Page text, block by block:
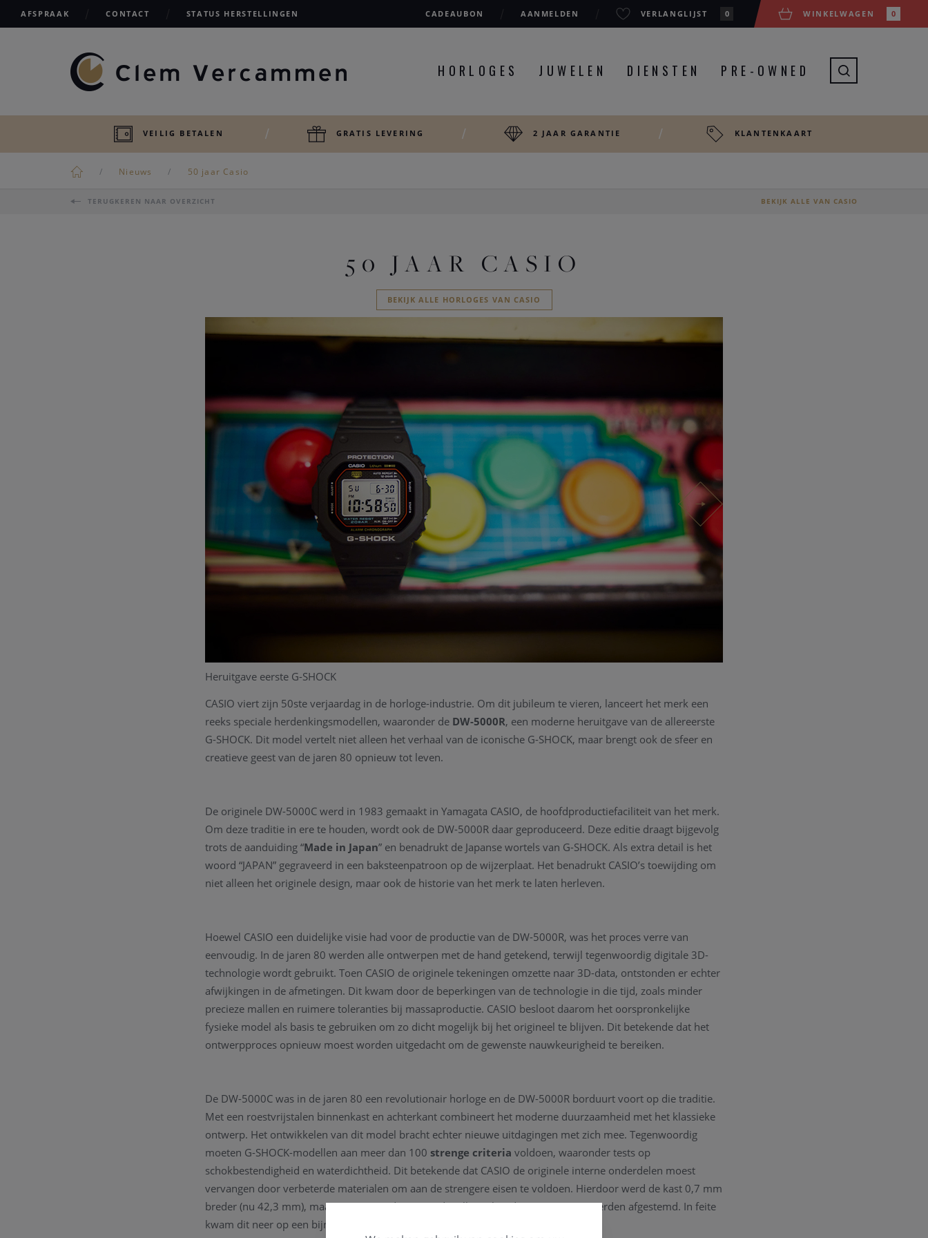
AFSPRAAK CONTACT STATUS HERSTELLINGEN CADEAUBON AANMELDEN VERLANGLIJST 0 WINKELWAGEN 0
HORLOGES JUWELEN DIENSTEN PRE-OWNED
VEILIG BETALEN GRATIS LEVERING 2 JAAR GARANTIE KLANTENKAART
Nieuws 50 jaar Casio
TERUGKEREN NAAR OVERZICHT BEKIJK ALLE VAN CASIO
50 JAAR CASIO
BEKIJK ALLE HORLOGES VAN CASIO
Heruitgave eerste G-SHOCK
CASIO viert zijn 50ste verjaardag in de horloge-industrie. Om dit jubileum te vieren, lanceert het merk een
reeks speciale herdenkingsmodellen, waaronder de DW-5000R, een moderne heruitgave van de allereerste
G-SHOCK. Dit model vertelt niet alleen het verhaal van de iconische G-SHOCK, maar brengt ook de sfeer en
creatieve geest van de jaren 80 opnieuw tot leven.
De originele DW-5000C werd in 1983 gemaakt in Yamagata CASIO, de hoofdproductiefaciliteit van het merk.
Om deze traditie in ere te houden, wordt ook de DW-5000R daar geproduceerd. Deze editie draagt bijgevolg
trots de aanduiding “Made in Japan” en benadrukt de Japanse wortels van G-SHOCK. Als extra detail is het
woord “JAPAN” gegraveerd in een baksteenpatroon op de wijzerplaat. Het benadrukt CASIO’s toewijding om
niet alleen het originele design, maar ook de historie van het merk te laten herleven.
Hoewel CASIO een duidelijke visie had voor de productie van de DW-5000R, was het proces verre van
eenvoudig. In de jaren 80 werden alle ontwerpen met de hand getekend, terwijl tegenwoordig digitale 3D-
technologie wordt gebruikt. Toen CASIO de originele tekeningen omzette naar 3D-data, ontstonden er echter
afwijkingen in de afmetingen. Dit kwam door de beperkingen van de technologie in die tijd, zoals minder
precieze mallen en ruimere toleranties bij massaproductie. CASIO besloot daarom het oorspronkelijke
fysieke model als basis te gebruiken om zo dicht mogelijk bij het origineel te blijven. Dit betekende dat het
ontwerpproces opnieuw moest worden uitgedacht om de gewenste nauwkeurigheid te bereiken.
De DW-5000C was in de jaren 80 een revolutionair horloge en de DW-5000R borduurt voort op die traditie.
Met een roestvrijstalen binnenkast en achterkant combineert het moderne duurzaamheid met het klassieke
ontwerp. Het ontwikkelen van dit model bracht echter nieuwe uitdagingen met zich mee. Tegenwoordig
moeten G-SHOCK-modellen aan meer dan 100 strenge criteria voldoen, waaronder tests op
schokbestendigheid en waterdichtheid. Dit betekende dat CASIO de originele interne onderdelen moest
vervangen door verbeterde materialen om aan de strengere eisen te voldoen. Hierdoor werd de kast 0,7 mm
breder (nu 42,3 mm), maar CASIO zorgde ervoor dat alle verhoudingen opnieuw werden afgestemd. In feite
kwam dit neer op een bijna compleet herontwerp.